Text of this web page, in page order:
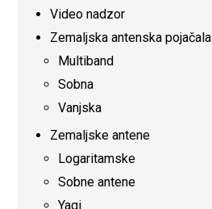
Video nadzor
Zemaljska antenska pojačala
Multiband
Sobna
Vanjska
Zemaljske antene
Logaritamske
Sobne antene
Yagi